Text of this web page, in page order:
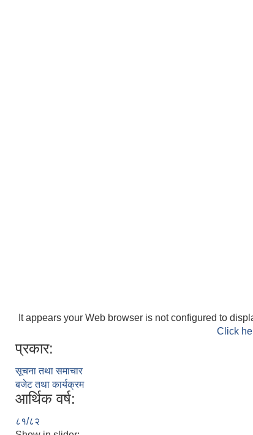
It appears your Web browser is not configured to
Click
प्रकार:
सूचना तथा समाचार
बजेट तथा कार्यक्रम
आर्थिक वर्ष:
८१/८२